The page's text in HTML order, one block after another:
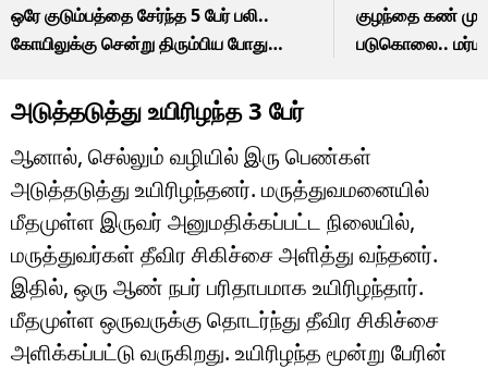
ஒரே குடும்பத்தை சேர்ந்த 5 பேர் பலி..
கோயிலுக்கு சென்று திரும்பிய போது
குழந்தை கண்
படுகொலை..
அடுத்தடுத்து உயிரிழந்த 3 பேர்
ஆனால், செல்லும் வழியில் இரு பெண்கள்
அடுத்தடுத்து உயிரிழந்தனர். மருத்துவமனையில்
மீதமுள்ள இருவர் அனுமதிக்கப்பட்ட நிலையில்,
மருத்துவர்கள் தீவிர சிகிச்சை அளித்து வந்தனர்.
இதில், ஒரு ஆண் நபர் பரிதாபமாக உயிரிழந்தார்.
மீதமுள்ள ஒருவருக்கு தொடர்ந்து தீவிர சிகிச்சை
அளிக்கப்பட்டு வருகிறது. உயிரிழந்த மூன்று பேரின்